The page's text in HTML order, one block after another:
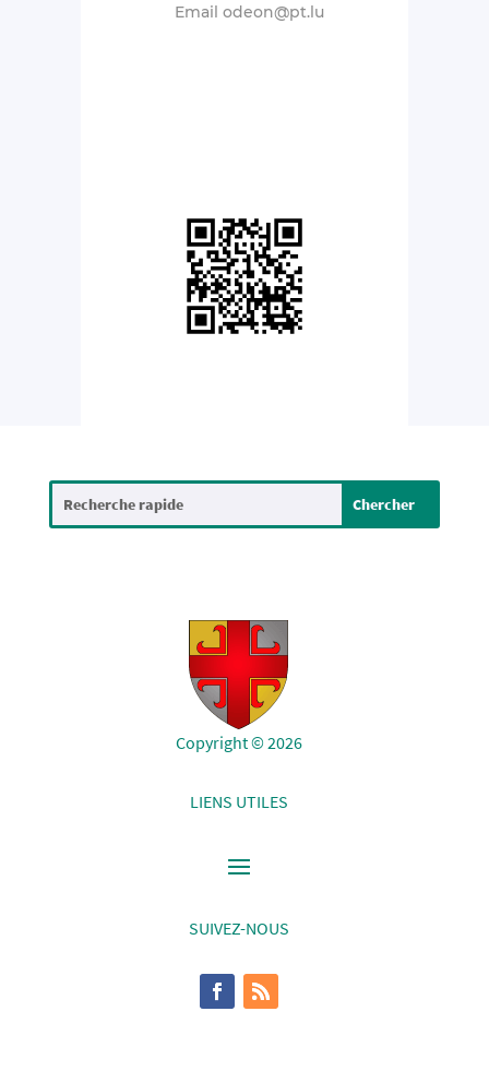
Email odeon@pt.lu
Copyright © 2026
LIENS UTILES
SUIVEZ-NOUS